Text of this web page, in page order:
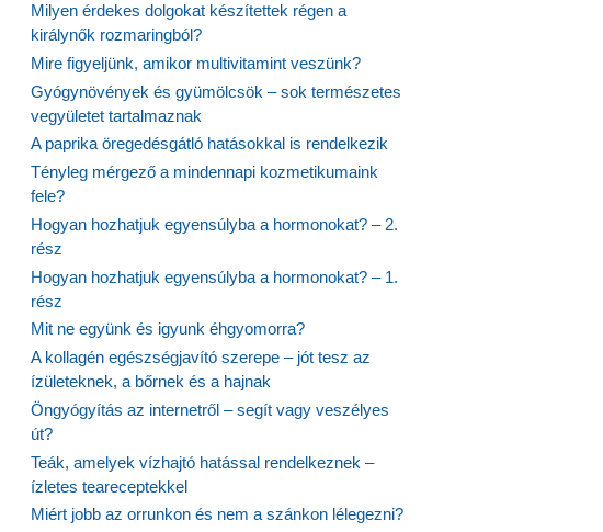
Milyen érdekes dolgokat készítettek régen a
királynők rozmaringból?
Mire figyeljünk, amikor multivitamint veszünk?
Gyógynövények és gyümölcsök – sok természetes
vegyületet tartalmaznak
A paprika öregedésgátló hatásokkal is rendelkezik
Tényleg mérgező a mindennapi kozmetikumaink
fele?
Hogyan hozhatjuk egyensúlyba a hormonokat? – 2.
rész
Hogyan hozhatjuk egyensúlyba a hormonokat? – 1.
rész
Mit ne együnk és igyunk éhgyomorra?
A kollagén egészségjavító szerepe – jót tesz az
ízületeknek, a bőrnek és a hajnak
Öngyógyítás az internetről – segít vagy veszélyes
út?
Teák, amelyek vízhajtó hatással rendelkeznek –
ízletes teareceptekkel
Miért jobb az orrunkon és nem a szánkon lélegezni?